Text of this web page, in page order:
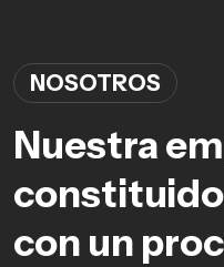
NOSOTROS
Nuestra
constituido
con un